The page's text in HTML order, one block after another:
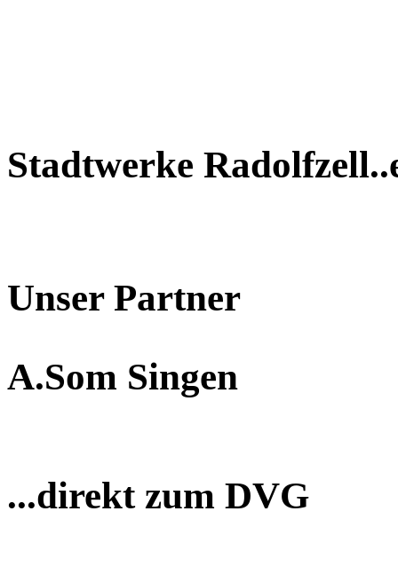
Stadtwerke
Unser Partner
A.Som Singen
...direkt zum DVG